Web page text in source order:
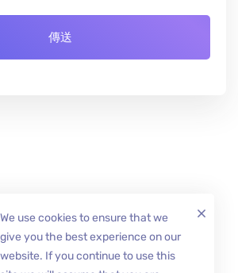
We use cookies to ensure that we
give you the best experience on our
website. If you continue to use this